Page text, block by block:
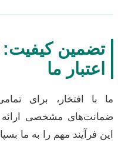
تضمین کیفیت:
اعتبار ما
ما با افتخار، برای
ضمانت‌های مشخصی ارائه
این فرآیند مهم را به ما